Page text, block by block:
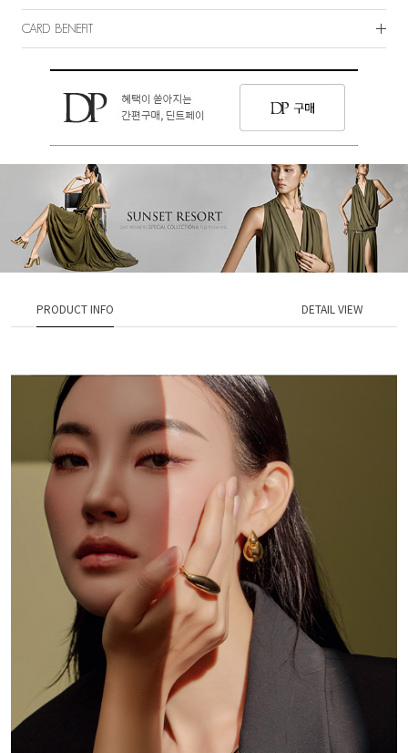
CARD BENEFIT
PRODUCT INFO DETAIL VIEW